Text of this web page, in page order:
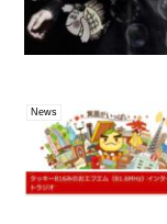
News